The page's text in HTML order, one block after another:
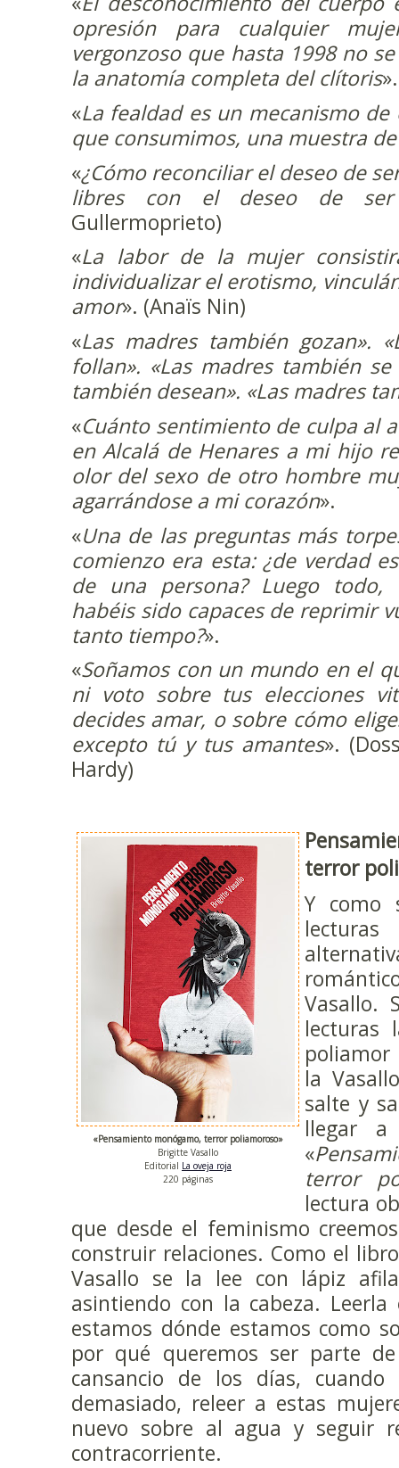
opresión para cualquier
vergonzoso que hasta 1998 no
la anatomía completa del clítoris».
«La fealdad es un mecanismo
que consumimos, una muestra
«¿Cómo reconciliar el deseo de
libres con el deseo de ser
Gullermoprieto)
«La labor de la mujer
individualizar el erotismo,
amor». (Anaïs Nin)
«Las madres también gozan».
follan». «Las madres también
también desean». «Las madres
«Cuánto sentimiento de culpa al
en Alcalá de Henares a mi hijo
olor del sexo de otro hombre
agarrándose a mi corazón».
«Una de las preguntas más
comienzo era esta: ¿de verdad
de una persona? Luego todo,
habéis sido capaces de reprimir
tanto tiempo?».
«Soñamos con un mundo en el
ni voto sobre tus elecciones
decides amar, o sobre cómo
excepto tú y tus amantes».
Hardy)
«Pensamiento monógamo, terror poliamoroso»
Brigitte Vasallo
Editorial La oveja roja
220 páginas
terror
Y como
Vasallo.
lecturas
la
salte y
llegar a
«
terror
lectura
que desde el feminismo
construir relaciones. Como el
Vasallo se la lee con lápiz
asintiendo con la cabeza.
estamos dónde estamos como
por qué queremos ser parte
cansancio de los días,
demasiado, releer a estas
nuevo sobre al agua y seguir
contracorriente.